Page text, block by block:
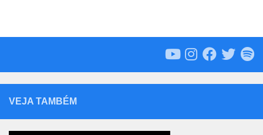
VEJA TAMBÉM